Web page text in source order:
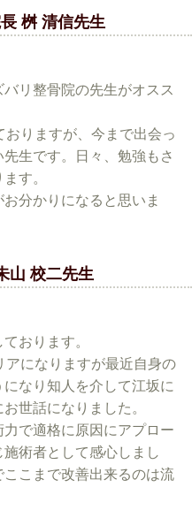
桝 清信先生
バリ整骨院の先生がオスス
りますが、今まで出会っ
生です。日々、勉強もさ
す。
分かりになると思いま
山 校二先生
おります。
になりますが最近自身の
なり知人を介して江坂に
世話になりました。
で適格に原因にアプロー
術者として感心しまし
こまで改善出来るのは流